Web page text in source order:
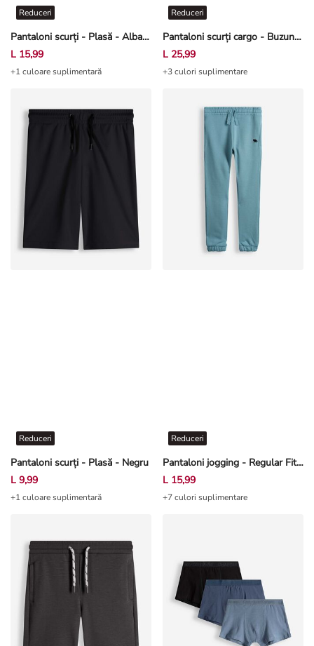
Pantaloni scurți - Plasă - Albastru închis
Reduceri
L 15,99
+1 culoare suplimentară
Pantaloni scurți cargo - Buzunare patch - Verde închis
Reduceri
L 25,99
+3 culori suplimentare
Pantaloni scurți - Plasă - Negru
Reduceri
L 9,99
+1 culoare suplimentară
Pantaloni jogging - Regular Fit - Albastru
Reduceri
L 15,99
+7 culori suplimentare